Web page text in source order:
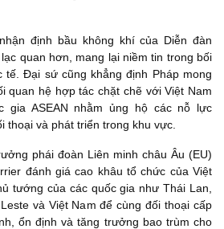
định bầu không khí của Diễn đàn
quan hơn, mang lại niềm tin trong bối
tế. Đại sứ cũng khẳng định Pháp mong
quan hệ hợp tác chặt chẽ với Việt Nam
gia ASEAN nhằm ủng hộ các nỗ lực
thoại và phát triển trong khu vực.
phái đoàn Liên minh châu Âu (EU)
đánh giá cao khâu tổ chức của Việt
tướng của các quốc gia như Thái Lan,
và Việt Nam để cùng đối thoại cấp
ổn định và tăng trưởng bao trùm cho